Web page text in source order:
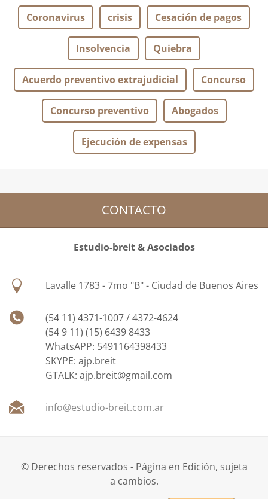
Coronavirus crisis Cesación de pagos
Insolvencia Quiebra
Acuerdo preventivo extrajudicial Concurso
Concurso preventivo Abogados
Ejecución de expensas
CONTACTO
Estudio-breit & Asociados
Lavalle 1783 - 7mo "B" - Ciudad de Buenos Aires
(54 11) 4371-1007 / 4372-4624
(54 9 11) (15) 6439 8433
WhatsAPP: 5491164398433
SKYPE: ajp.breit
GTALK: ajp.breit@gmail.com
info@estudio-breit.com.ar
© Derechos reservados - Página en Edición, sujeta
a cambios.